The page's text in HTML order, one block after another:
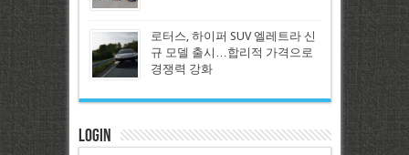
로터스, 하이퍼 SUV 엘레트라 신
규 모델 출시…합리적 가격으로
경쟁력 강화
Login